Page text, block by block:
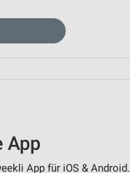
App
App für iOS & Android.